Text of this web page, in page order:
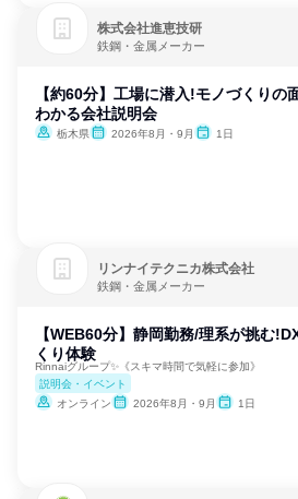
株式会社進恵技研
鉄鋼・金属メーカー
【約60分】工場に潜入!モノづくりの
わかる会社説明会
栃木県 2026年8月・9月 1日
リンナイテクニカ株式会社
鉄鋼・金属メーカー
【WEB60分】静岡勤務/理系が挑む
くり体験
Rinnaiグループ✨《スキマ時間で気軽に参加》
説明会・イベント
オンライン
2026年8月・9月 1日